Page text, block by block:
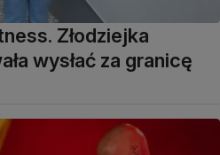
Złodziejka
wysłać za granicę